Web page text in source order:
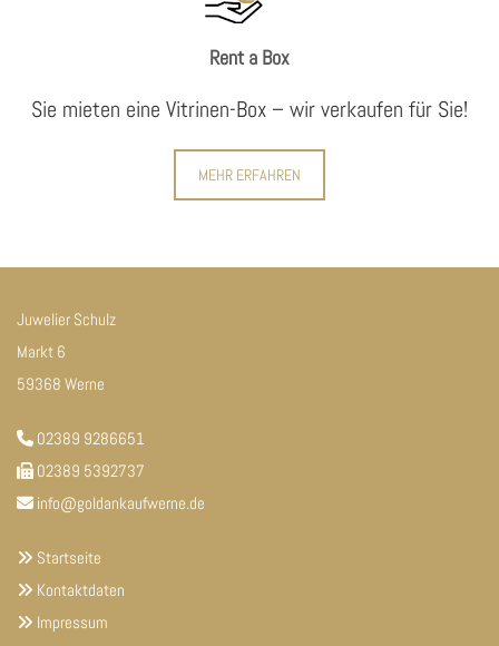
Rent a Box
Sie mieten eine Vitrinen-Box – wir verkaufen für Sie!
MEHR ERFAHREN
Juwelier Schulz
Markt 6
59368 Werne
 02389 9286651
 02389 5392737
 info@goldankaufwerne.de
 Startseite
 Kontaktdaten
 Impressum